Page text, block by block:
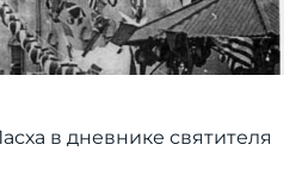
в дневнике святителя